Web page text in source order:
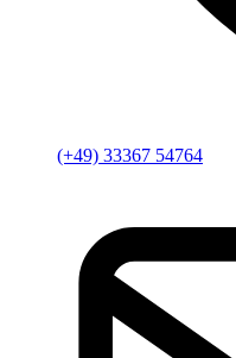
(+49) 33367 54764